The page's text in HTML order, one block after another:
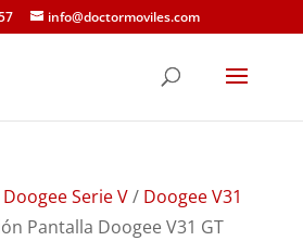
info@doctormoviles.com
Doogee Serie V/ Doogee V31
Pantalla Doogee V31 GT